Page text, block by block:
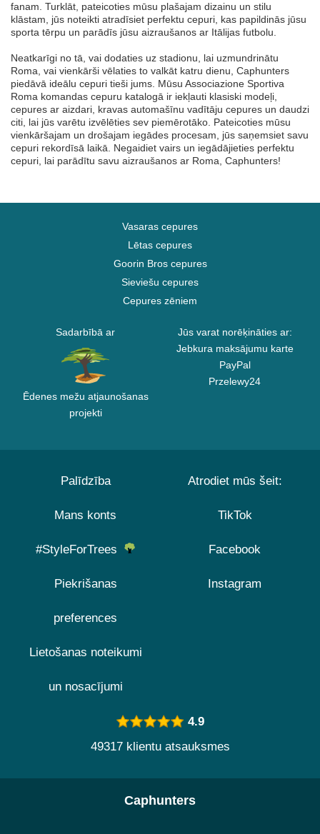
fanam. Turklāt, pateicoties mūsu plašajam dizainu un stilu
klāstam, jūs noteikti atradīsiet perfektu cepuri, kas papildinās jūsu
sporta tērpu un parādīs jūsu aizraušanos ar Itālijas futbolu.
Neatkarīgi no tā, vai dodaties uz stadionu, lai uzmundrinātu
Roma, vai vienkārši vēlaties to valkāt katru dienu, Caphunters
piedāvā ideālu cepuri tieši jums. Mūsu Associazione Sportiva
Roma komandas cepuru katalogā ir iekļauti klasiski modeļi,
cepures ar aizdari, kravas automašīnu vadītāju cepures un daudzi
citi, lai jūs varētu izvēlēties sev piemērotāko. Pateicoties mūsu
vienkāršajam un drošajam iegādes procesam, jūs saņemsiet savu
cepuri rekordīsā laikā. Negaidiet vairs un iegādājieties perfektu
cepuri, lai parādītu savu aizraušanos ar Roma, Caphunters!
Vasaras cepures
Lētas cepures
Goorin Bros cepures
Sieviešu cepures
Cepures zēniem
Sadarbībā ar
Ēdenes mežu atjaunošanas
projekti
Jūs varat norēķināties ar:
Jebkura maksājumu karte
PayPal
Przelewy24
Palīdzība
Mans konts
#StyleForTrees
Piekrišanas
preferences
Lietošanas noteikumi
un nosacījumi
Atrodiet mūs šeit:
TikTok
Facebook
Instagram
4.9
49317 klientu atsauksmes
Caphunters